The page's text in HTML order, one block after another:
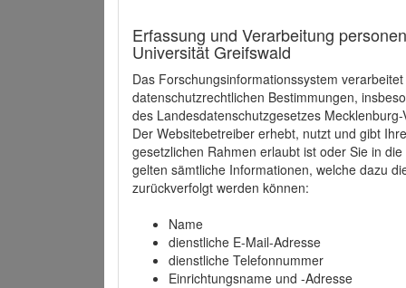
Erfassung und Verarbeitung
Universität Greifswald
Das Forschungsinformationssystem
datenschutzrechtlichen Bestimmungen,
des Landesdatenschutzgesetzes
Der Websitebetreiber erhebt, nutzt und gibt
gesetzlichen Rahmen erlaubt ist oder Sie in
gelten sämtliche Informationen, welche dazu
zurückverfolgt werden können:
Name
dienstliche E-Mail-Adresse
dienstliche Telefonnummer
Einrichtungsname und -Adresse